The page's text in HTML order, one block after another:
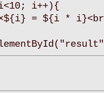
i++){
= ${i *